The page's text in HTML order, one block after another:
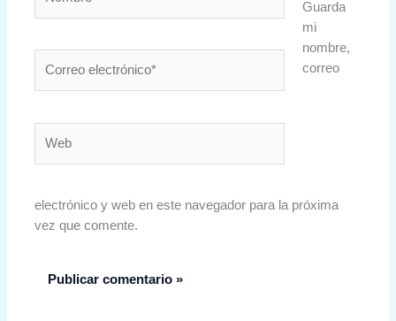
electrónico*
Guarda
mi
nombre,
correo
electrónico y web en este navegador para la próxima
vez que comente.